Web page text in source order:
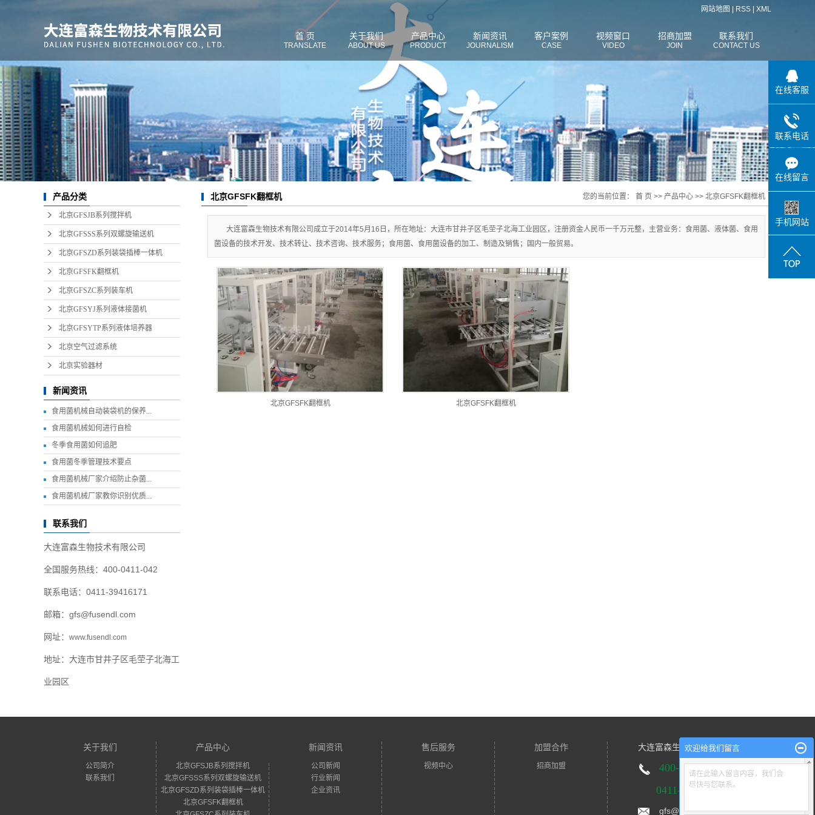
网站地图 RSS XML
首 页
TRANSLATE
关于我们
ABOUT US
产品中心
PRODUCT
新闻资讯
JOURNALISM
客户案例
CASE
视频窗口
VIDEO
招商加盟
JOIN
联系我们
CONTACT US
产品分类
北京GFSJB系列搅拌机
北京GFSSS系列双螺旋输送机
北京GFSZD系列装袋插棒一体机
北京GFSFK翻框机
北京GFSZC系列装车机
北京GFSYJ系列液体接菌机
北京GFSYTP系列液体培养器
北京空气过滤系统
北京实验器材
新闻资讯
食用菌机械自动装袋机的保养...
食用菌机械如何进行自检
冬季食用菌如何追肥
食用菌冬季管理技术要点
食用菌机械厂家介绍防止杂菌...
食用菌机械厂家教你识别优质...
联系我们
大连富森生物技术有限公司
全国服务热线：400-0411-042
联系电话： 0411-39416171
邮箱：gfs@fusendl.com
网址： www.fusendl.com
地址： 大连市甘井子区毛茔子北海工
业园区
北京GFSFK翻框机 您的当前位置： 首 页 >> 产品中心 >> 北京GFSFK翻框机
大连富森生物技术有限公司成立于2014年5月16日，所在地址：大连市甘井子区毛茔子北海工业园区，注册资金人民币一千万元整，主营业务：食用菌、液体菌、食用
菌设备的技术开发、技术转让、技术咨询、技术服务；食用菌、食用菌设备的加工、制造及销售；国内一般贸易。
北京GFSFK翻框机 北京GFSFK翻框机
关于我们
公司简介
联系我们
产品中心
北京GFSJB系列搅拌机
北京GFSSS系列双螺旋输送机
北京GFSZD系列装袋插棒一体机
北京GFSFK翻框机
新闻资讯
公司新闻
行业新闻
企业资讯
售后服务
视频中心
加盟合作
招商加盟
大连富森生物技术有限公司
400-0411-042
0411-39416171
gfs@fusendl.com
在线客服
联系电话
在线留言
手机网站
欢迎给我们留言
请在此输入留言内容，我们会
尽快与您联系。